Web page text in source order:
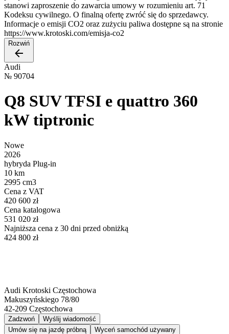
stanowi zaproszenie do zawarcia umowy w rozumieniu art. 71
Kodeksu cywilnego. O finalną ofertę zwróć się do sprzedawcy.
Informacje o emisji CO2 oraz zużyciu paliwa dostępne są na stronie
https://www.krotoski.com/emisja-co2
Rozwiń
Audi
№ 90704
Q8 SUV TFSI e quattro 360
kW tiptronic
Nowe
2026
hybryda Plug-in
10 km
2995 cm3
Cena z VAT
420 600 zł
Cena katalogowa
531 020 zł
Najniższa cena z 30 dni przed obniżką
424 800 zł
Audi Krotoski Częstochowa
Makuszyńskiego 78/80
42-209 Częstochowa
Zadzwoń
Wyślij wiadomość
Umów się na jazdę próbną
Wyceń samochód używany